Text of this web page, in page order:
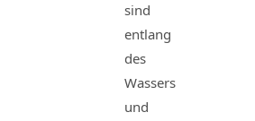
sind
entlang
des
Wassers
und